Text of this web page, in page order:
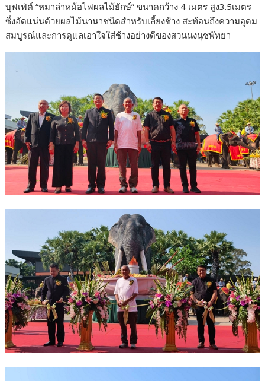
บุฟเฟ่ต์ “หมาล่าหม้อไฟผลไม้ยักษ์” ขนาดกว้าง 4 เมตร สูง3.5เมตร
ซึ่งอัดแน่นด้วยผลไม้นานาชนิดสำหรับเลี้ยงช้าง สะท้อนถึงความอุดม
สมบูรณ์และการดูแลเอาใจใส่ช้างอย่างดีของสวนนงนุชพัทยา